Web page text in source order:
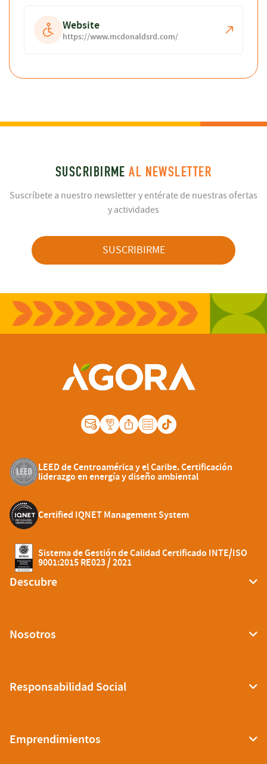
Website
https://www.mcdonaldsrd.com/
SUSCRIBIRMEAL NEWSLETTER
Suscríbete a nuestro newsletter y entérate de nuestras ofertas
y actividades
SUSCRIBIRME
LEED de Centroamérica y el Caribe. Certificación
liderazgo en energía y diseño ambiental
Certified IQNET Management System
Sistema de Gestión de Calidad Certificado INTE/ISO
9001:2015 RE023 / 2021
Descubre
Nosotros
Responsabilidad Social
Emprendimientos